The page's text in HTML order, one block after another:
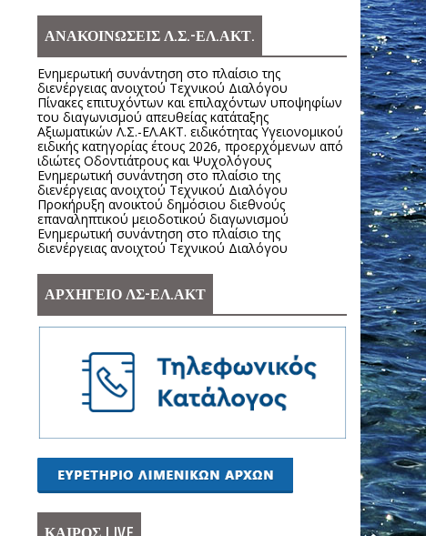
ΑΝΑΚΟΙΝΩΣΕΙΣ Λ.Σ.-ΕΛ.ΑΚΤ.
Ενημερωτική συνάντηση στο πλαίσιο της
διενέργειας ανοιχτού Τεχνικού Διαλόγου
Πίνακες επιτυχόντων και επιλαχόντων υποψηφίων
του διαγωνισμού απευθείας κατάταξης
Αξιωματικών Λ.Σ.-ΕΛ.ΑΚΤ. ειδικότητας Υγειονομικού
ειδικής κατηγορίας έτους 2026, προερχόμενων από
ιδιώτες Οδοντιάτρους και Ψυχολόγους
Ενημερωτική συνάντηση στο πλαίσιο της
διενέργειας ανοιχτού Τεχνικού Διαλόγου
Προκήρυξη ανοικτού δημόσιου διεθνούς
επαναληπτικού μειοδοτικού διαγωνισμού
Ενημερωτική συνάντηση στο πλαίσιο της
διενέργειας ανοιχτού Τεχνικού Διαλόγου
ΑΡΧΗΓΕΙΟ ΛΣ-ΕΛ.ΑΚΤ